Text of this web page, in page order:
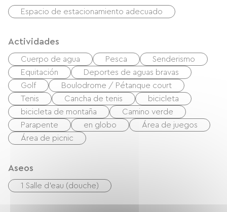
Espacio de estacionamiento adecuado
Actividades
Cuerpo de agua Pesca
Senderismo
Equitación
Deportes de aguas bravas
Golf
Boulodrome / Pétanque court
Tenis
Cancha de tenis
bicicleta
bicicleta de montaña
Camino verde
Parapente
en globo
Área de juegos
Área de picnic
Aseos
1 Salle d'eau (douche)